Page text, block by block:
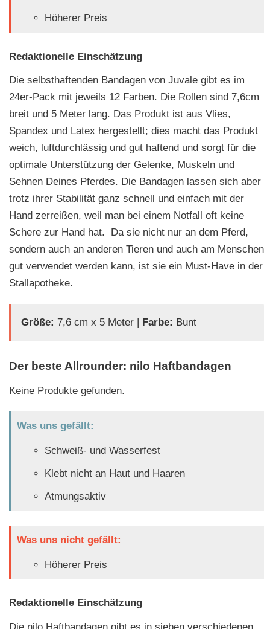
Höherer Preis
Redaktionelle Einschätzung
Die selbsthaftenden Bandagen von Juvale gibt es im
24er-Pack mit jeweils 12 Farben. Die Rollen sind 7,6cm
breit und 5 Meter lang. Das Produkt ist aus Vlies,
Spandex und Latex hergestellt; dies macht das Produkt
weich, luftdurchlässig und gut haftend und sorgt für die
optimale Unterstützung der Gelenke, Muskeln und
Sehnen Deines Pferdes. Die Bandagen lassen sich aber
trotz ihrer Stabilität ganz schnell und einfach mit der
Hand zerreißen, weil man bei einem Notfall oft keine
Schere zur Hand hat. Da sie nicht nur an dem Pferd,
sondern auch an anderen Tieren und auch am Menschen
gut verwendet werden kann, ist sie ein Must-Have in der
Stallapotheke.
Größe: 7,6 cm x 5 Meter | Farbe: Bunt
Der beste Allrounder: nilo Haftbandagen
Keine Produkte gefunden.
Was uns gefällt:
Schweiß- und Wasserfest
Klebt nicht an Haut und Haaren
Atmungsaktiv
Was uns nicht gefällt:
Höherer Preis
Redaktionelle Einschätzung